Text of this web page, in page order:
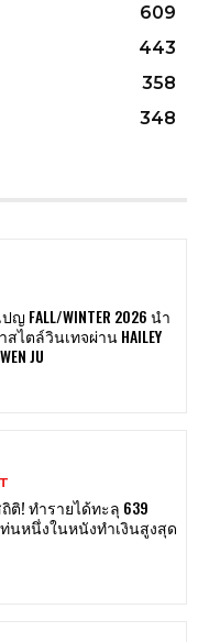
609
443
358
348
ญ FALL/WINTER 2026 นำ
ไตล์วินเทจผ่าน HAILEY
JU
สถิติ! ทำรายได้ทะลุ 639
นหนึ่งในหนังทำเงินสูงสุด